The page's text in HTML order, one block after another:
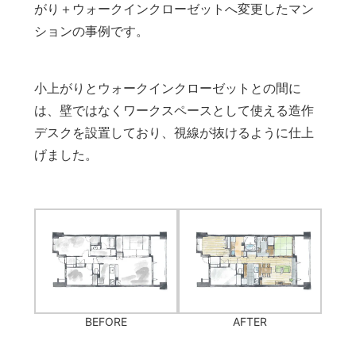
がり＋ウォークインクローゼットへ変更したマン
ションの事例です。
小上がりとウォークインクローゼットとの間に
は、壁ではなくワークスペースとして使える造作
デスクを設置しており、視線が抜けるように仕上
げました。
BEFORE AFTER